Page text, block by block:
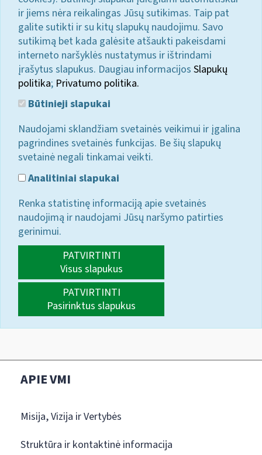
ir jiems nėra reikalingas Jūsų sutikimas. Taip pat
galite sutikti ir su kitų slapukų naudojimu. Savo
sutikimą bet kada galėsite atšaukti pakeisdami
interneto naršyklės nustatymus ir ištrindami
įrašytus slapukus. Daugiau informacijos Slapukų
politika; Privatumo politika.
Būtinieji slapukai
Naudojami sklandžiam svetainės veikimui ir įgalina
pagrindines svetainės funkcijas. Be šių slapukų
svetainė negali tinkamai veikti.
Analitiniai slapukai
Renka statistinę informaciją apie svetainės
naudojimą ir naudojami Jūsų naršymo patirties
gerinimui.
PATVIRTINTI
Visus slapukus
PATVIRTINTI
Pasirinktus slapukus
APIE VMI
Misija, Vizija ir Vertybės
Struktūra ir kontaktinė informacija